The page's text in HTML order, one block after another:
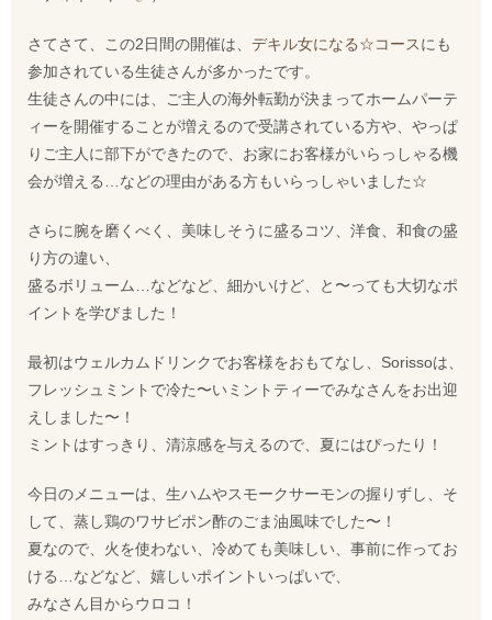
さてさて、この2日間の開催は、 デキル女になる☆コースにも
参加されている生徒さんが多かったです。
生徒さんの中には、ご主人の海外転勤が決まってホームパーテ
ィーを開催することが増えるので受講されている方や、やっぱ
りご主人に部下ができたので、お家にお客様がいらっしゃる機
会が増える…などの理由がある方もいらっしゃいました☆
さらに腕を磨くべく、美味しそうに盛るコツ、洋食、和食の盛
り方の違い、
盛るボリューム…などなど、細かいけど、と〜っても大切なポ
イントを学びました！
最初はウェルカムドリンクでお客様をおもてなし、Sorissoは、
フレッシュミントで冷た〜いミントティーでみなさんをお出迎
えしました〜！
ミントはすっきり、清涼感を与えるので、夏にはぴったり！
今日のメニューは、生ハムやスモークサーモンの握りずし、そ
して、蒸し鶏のワサビポン酢のごま油風味でした〜！
夏なので、火を使わない、冷めても美味しい、事前に作ってお
ける…などなど、嬉しいポイントいっぱいで、
みなさん目からウロコ！